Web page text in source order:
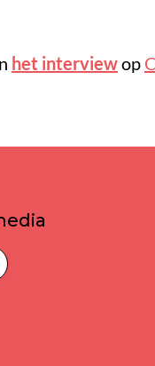
het interviewop